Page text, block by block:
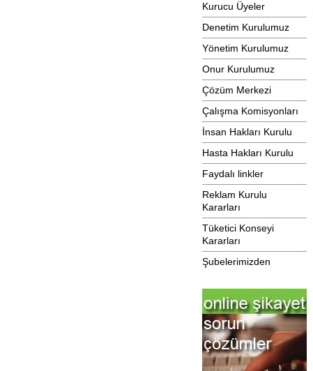
Kurucu Üyeler
Denetim Kurulumuz
Yönetim Kurulumuz
Onur Kurulumuz
Çözüm Merkezi
Çalışma Komisyonları
İnsan Hakları Kurulu
Hasta Hakları Kurulu
Faydalı linkler
Reklam Kurulu
Kararları
Tüketici Konseyi
Kararları
Şubelerimizden